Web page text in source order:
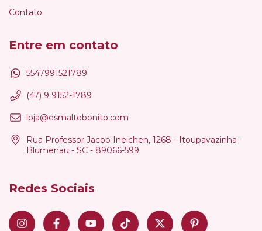
Contato
Entre em contato
5547991521789
(47) 9 9152-1789
loja@esmaltebonito.com
Rua Professor Jacob Ineichen, 1268 - Itoupavazinha -
Blumenau - SC - 89066-599
Redes Sociais